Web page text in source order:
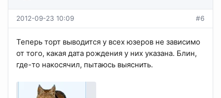
2012-09-23 10:09 #6
Теперь торт выводится у всех юзеров не зависимо
от того, какая дата рождения у них указана. Блин,
где-то накосячил, пытаюсь выяснить.